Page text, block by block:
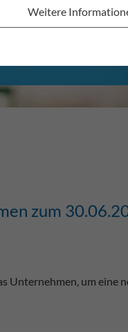
Weitere
zum
Unternehmen, um eine